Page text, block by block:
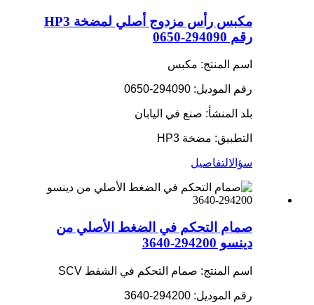
مكبس رأس مزدوج أصلي لمضخة HP3
رقم 294090-0650
اسم المنتج: مكبس
رقم الموديل: 294090-0650
بلد المنشأ: صنع في اليابان
التطبيق: مضخة HP3
سؤالالتفاصيل
صمام التحكم في الضغط الأصلي من
دينسو 294200-3640
اسم المنتج: صمام التحكم في الشفط SCV
رقم الموديل: 294200-3640